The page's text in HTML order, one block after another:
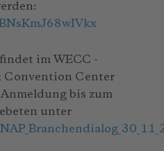
im WECC -
Convention Center
bis zum
unter